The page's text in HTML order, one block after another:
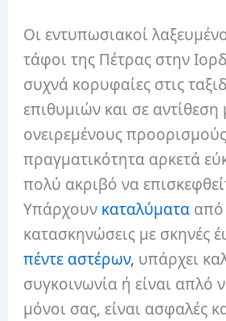
Οι εντυπωσιακοί
τάφοι της Πέτρας στην
συχνά κορυφαίες στις
επιθυμιών και σε
ονειρεμένους
πραγματικότητα αρκετά
πολύ ακριβό να
Υπάρχουν καταλύματα από
κατασκηνώσεις με σκηνές
πέντε αστέρων, υπάρχει
συγκοινωνία ή είναι απλό
μόνοι σας, είναι ασφαλές